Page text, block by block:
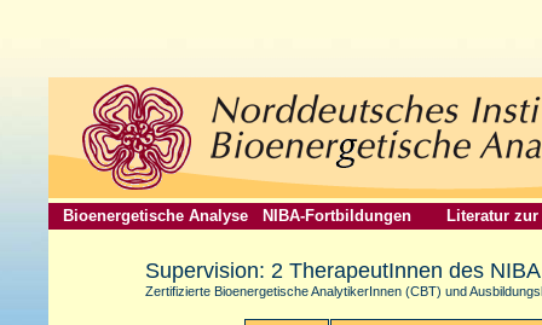
Bioenergetische Analyse NIBA-Fortbildungen Literatur zur
Supervision: 2 TherapeutInnen des
Zertifizierte Bioenergetische AnalytikerInnen (CBT) und